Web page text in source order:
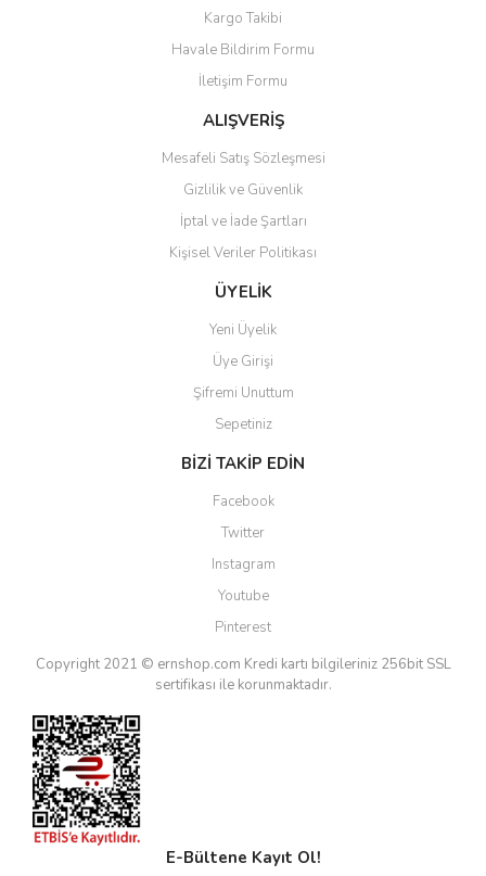
Ürün açıklamasında eksik bilgiler bulunuyor.
Ürün bilgilerinde hatalar bulunuyor.
Ürün fiyatı diğer sitelerden daha pahalı.
Bu ürüne benzer farklı alternatifler olmalı.
Gönder
Kargo Takibi
Havale Bildirim Formu
İletişim Formu
ALIŞVERİŞ
Mesafeli Satış Sözleşmesi
Gizlilik ve Güvenlik
İptal ve İade Şartları
Kişisel Veriler Politikası
ÜYELİK
Yeni Üyelik
Üye Girişi
Şifremi Unuttum
Sepetiniz
BİZİ TAKİP EDİN
Facebook
Twitter
Instagram
Youtube
Pinterest
Copyright 2021 © ernshop.com Kredi kartı bilgileriniz 256bit SSL
sertifikası ile korunmaktadır.
E-Bültene Kayıt Ol!